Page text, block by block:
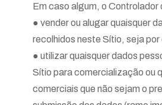
Em caso algum, o Controlador
● vender ou alugar quaisquer
recolhidos neste Sítio, seja por
● utilizar quaisquer dados
Sítio para comercialização ou
comerciais que não sejam o